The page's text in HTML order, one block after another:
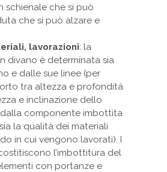
schienale che si può
che si può alzare e
lavorazioni: la
divano è determinata sia
e dalle sue linee (per
tra altezza e profondità
e inclinazione dello
dalla componente imbottita
la qualità dei materiali
in cui vengono lavorati). I
l’imbottitura del
con portanze e